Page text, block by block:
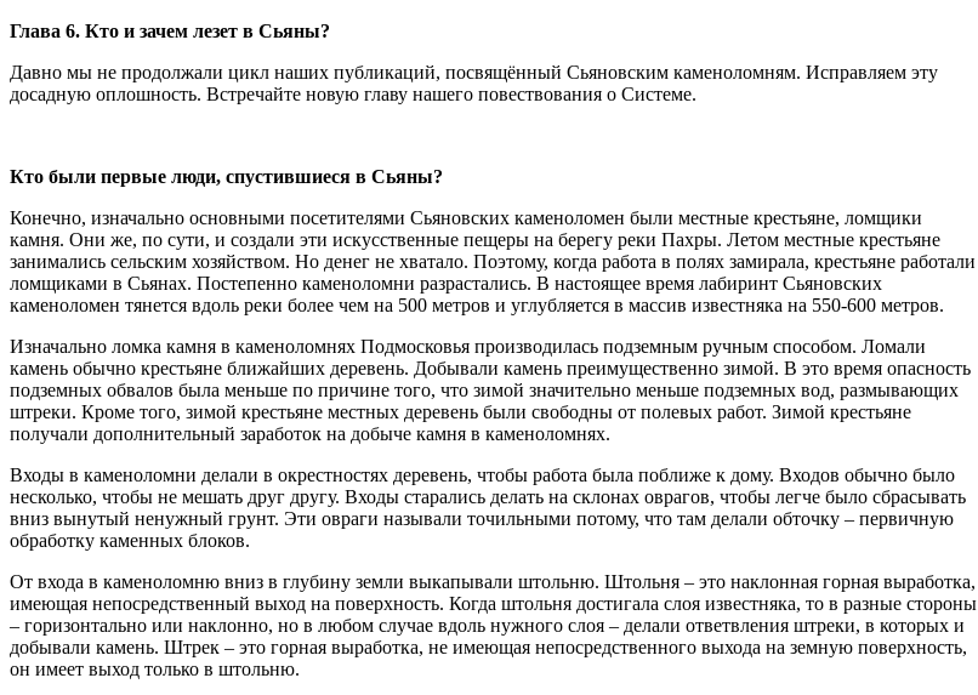
Глава 6. Кто и зачем лезет в Сьяны?
Давно мы не продолжали цикл наших публикаций, посвящённый Сьяновским каменоломням. Исправляем эту
досадную оплошность. Встречайте новую главу нашего повествования о Системе.
Кто были первые люди, спустившиеся в Сьяны?
Конечно, изначально основными посетителями Сьяновских каменоломен были местные крестьяне, ломщики
камня. Они же, по сути, и создали эти искусственные пещеры на берегу реки Пахры. Летом местные крестьяне
занимались сельским хозяйством. Но денег не хватало. Поэтому, когда работа в полях замирала, крестьяне работали
ломщиками в Сьянах. Постепенно каменоломни разрастались. В настоящее время лабиринт Сьяновских
каменоломен тянется вдоль реки более чем на 500 метров и углубляется в массив известняка на 550-600 метров.
Изначально ломка камня в каменоломнях Подмосковья производилась подземным ручным способом. Ломали
камень обычно крестьяне ближайших деревень. Добывали камень преимущественно зимой. В это время опасность
подземных обвалов была меньше по причине того, что зимой значительно меньше подземных вод, размывающих
штреки. Кроме того, зимой крестьяне местных деревень были свободны от полевых работ. Зимой крестьяне
получали дополнительный заработок на добыче камня в каменоломнях.
Входы в каменоломни делали в окрестностях деревень, чтобы работа была поближе к дому. Входов обычно было
несколько, чтобы не мешать друг другу. Входы старались делать на склонах оврагов, чтобы легче было сбрасывать
вниз вынутый ненужный грунт. Эти овраги называли точильными потому, что там делали обточку – первичную
обработку каменных блоков.
От входа в каменоломню вниз в глубину земли выкапывали штольню. Штольня – это наклонная горная выработка,
имеющая непосредственный выход на поверхность. Когда штольня достигала слоя известняка, то в разные стороны
– горизонтально или наклонно, но в любом случае вдоль нужного слоя – делали ответвления штреки, в которых и
добывали камень. Штрек – это горная выработка, не имеющая непосредственного выхода на земную поверхность,
он имеет выход только в штольню.